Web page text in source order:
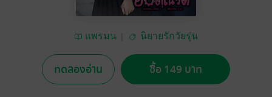
แพรมน นิยายรักวัยรุ่น
ทดลองอ่าน ซื้อ 149 บาท